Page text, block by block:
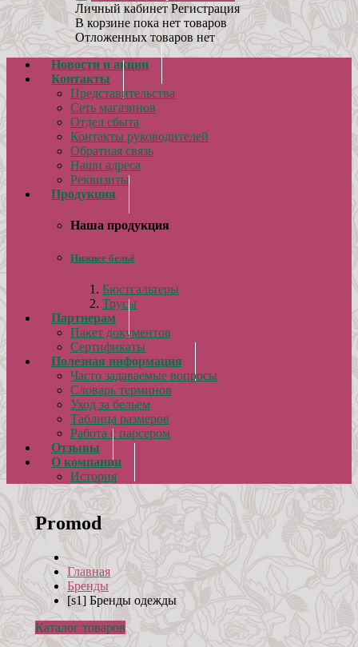
Личный кабинет Регистрация
В корзине пока нет товаров
Отложенных товаров нет
Новости и акции
Контакты
Представительства
Сеть магазинов
Отдел сбыта
Контакты руководителей
Обратная связь
Наши адреса
Реквизиты
Продукция
Наша продукция
Нижнее бельё
Бюстгальтеры
Трусы
Партнерам
Пакет документов
Сертификаты
Полезная информация
Часто задаваемые вопросы
Словарь терминов
Уход за бельем
Таблица размеров
Работа с парсером
Отзывы
О компании
История
Promod
Главная
Бренды
[s1] Бренды одежды
Каталог товаров